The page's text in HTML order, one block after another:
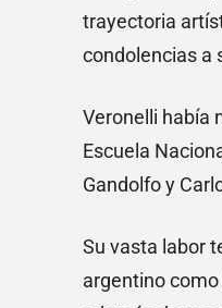
trayectoria
condolencias a
Veronelli había
Escuela
Gandolfo y
Su vasta labor
argentino como